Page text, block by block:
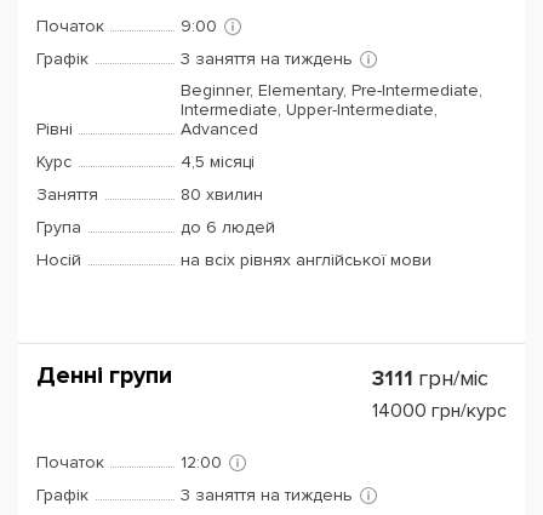
Початок
9:00
Графік
3 заняття на тиждень
Рівні
Beginner, Elementary, Pre-Intermediate,
Intermediate, Upper-Intermediate,
Advanced
Курс
4,5 місяці
Заняття
80 хвилин
Група
до 6 людей
Носій
на всіх рівнях англійської мови
Денні групи 3111 грн/міс
14000 грн/курс
Початок
12:00
Графік
3 заняття на тиждень